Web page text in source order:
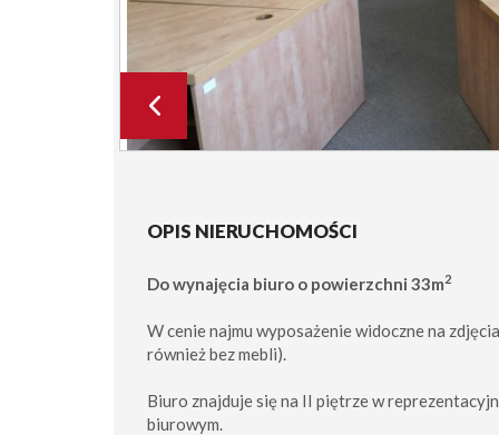
OPIS NIERUCHOMOŚCI
Do wynajęcia biuro o powierzchni 33m2
W cenie najmu wyposażenie widoczne na
również bez mebli).
Biuro znajduje się na II piętrze w
biurowym.